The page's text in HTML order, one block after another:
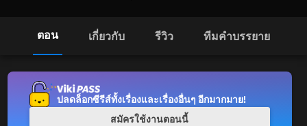
ตอน เกี่ยวกับ รีวิว ทีมคำบรรยาย
ปลดล็อกซีรีส์ทั้งเรื่องและเรื่องอื่นๆ อีกมากมาย!
สมัครใช้งานตอนนี้